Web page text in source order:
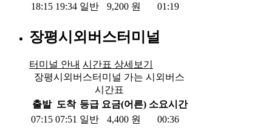
18:15 19:34 일반 9,200 원 01:19
장평시외버스터미널
터미널 안내 시간표 상세보기
장평시외버스터미널 가는 시외버스
시간표
출발 도착 등급 요금(어른) 소요시간
07:15 07:51 일반 4,400 원
00:36